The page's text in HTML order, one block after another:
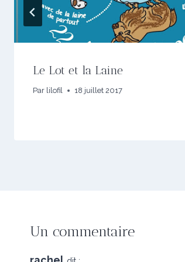
Le Lot et la Laine
Par lilofil 18 juillet 2017
Un commentaire